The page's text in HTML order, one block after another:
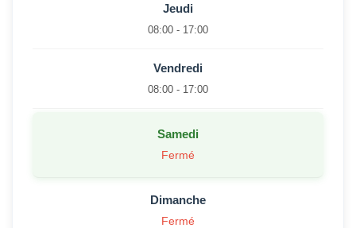
Jeudi
08:00 - 17:00
Vendredi
08:00 - 17:00
Samedi
Fermé
Dimanche
Fermé